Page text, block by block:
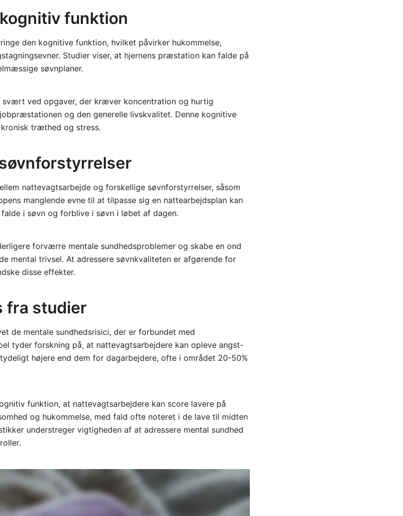
funktion
den kognitive funktion, hvilket påvirker hukommelse,
Studier viser, at hjernens præstation kan falde på
søvnplaner.
svært ved opgaver, der kræver koncentration og hurtig
og den generelle livskvalitet. Denne kognitive
træthed og stress.
nattevagtsarbejde og forskellige søvnforstyrrelser, såsom
manglende evne til at tilpasse sig en nattearbejdsplan kan
i søvn og forblive i søvn i løbet af dagen.
forværre mentale sundhedsproblemer og skabe en ond
mental trivsel. At adressere søvnkvaliteten er afgørende for
disse effekter.
fra studier
de mentale sundhedsrisici, der er forbundet med
tyder forskning på, at nattevagtsarbejdere kan opleve angst-
højere end dem for dagarbejdere, ofte i området 20-50%
funktion, at nattevagtsarbejdere kan score lavere på
og hukommelse, med fald ofte noteret i de lave til midten
understreger vigtigheden af at adressere mental sundhed